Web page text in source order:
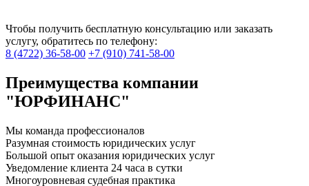
Чтобы получить бесплатную консультацию или заказать
услугу, обратитесь по телефону:
8 (4722) 36-58-00 +7 (910) 741-58-00
Преимущества компании
"ЮРФИНАНС"
Мы команда профессионалов
Разумная стоимость юридических услуг
Большой опыт оказания юридических услуг
Уведомление клиента 24 часа в сутки
Многоуровневая судебная практика